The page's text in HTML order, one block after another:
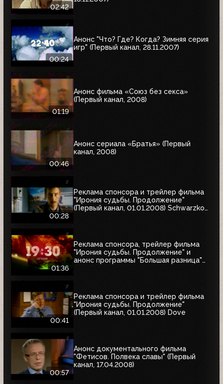
02:42
00:24
Анонс "Что? Где? Когда? Зимняя серия
игр" (Первый канал, 28.11.2007)
01:19
Анонс фильма «Союз без секса»
(Первый канал, 2008)
00:46
Анонс сериала «Братья» (Первый
канал, 2008)
00:28
Реклама спонсора и трейлер фильма
"Ирония судьбы. Продолжение"
(Первый канал, 01.01.2008) Schwarzkopf
01:36
Реклама спонсора, трейлер фильма
"Ирония судьбы. Продолжение" и
анонс программы "Большая разница"
00:41
Реклама спонсора и трейлер фильма
"Ирония судьбы. Продолжение"
(Первый канал, 01.01.2008) Dove
00:57
Анонс документального фильма
"Фетисов. Полвека славы" (Первый
канал, 17.04.2008)